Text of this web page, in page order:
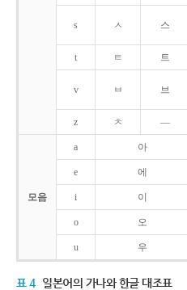
s ㅅ 스
t ㅌ 트
v ㅂ 브
z ㅊ ―
모음
a 아
e 에
i 이
o 오
u 우
표 4 일본어의 가나와 한글 대조표